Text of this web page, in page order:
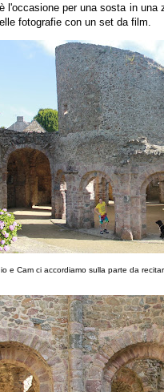
l'occasione per una sosta in
fotografie con un set da film.
io e Cam ci accordiamo sulla parte da